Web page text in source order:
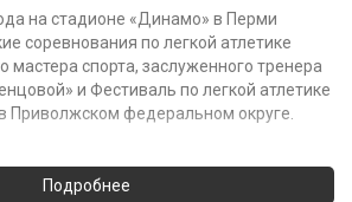
на стадионе «Динамо» в Перми
соревнования по легкой атлетике
мастера спорта, заслуженного тренера
и Фестиваль по легкой атлетике
Приволжском федеральном округе.